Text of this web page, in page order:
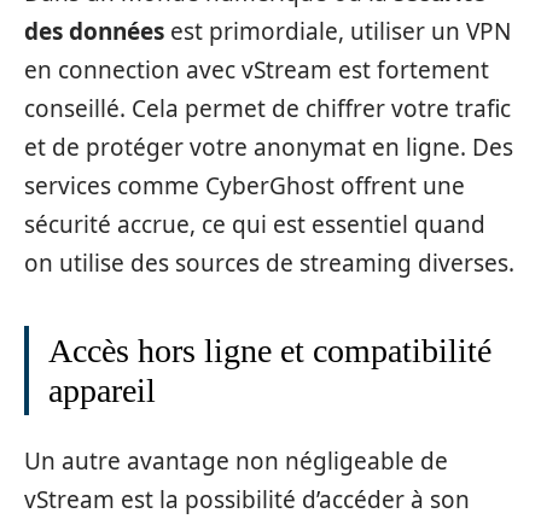
des données est primordiale, utiliser un VPN
en connection avec vStream est fortement
conseillé. Cela permet de chiffrer votre trafic
et de protéger votre anonymat en ligne. Des
services comme CyberGhost offrent une
sécurité accrue, ce qui est essentiel quand
on utilise des sources de streaming diverses.
Accès hors ligne et compatibilité
appareil
Un autre avantage non négligeable de
vStream est la possibilité d’accéder à son